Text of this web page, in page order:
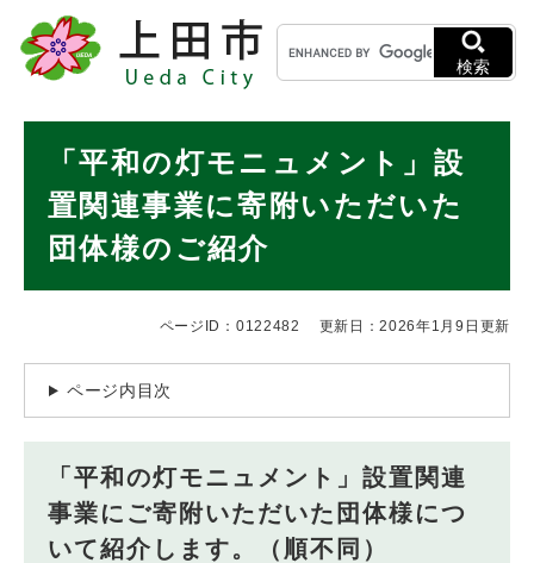
メニューを飛ばして本文へ
キ
ー
ワ
検
検索
「平和の灯モニュメント」設
置関連事業に寄附いただいた
団体様のご紹介
ページID：0122482 更新日：2026年1月9日更新
ページ内目次
「平和の灯モニュメント」設置関連
事業にご寄附いただいた団体様につ
いて紹介します。（順不同）